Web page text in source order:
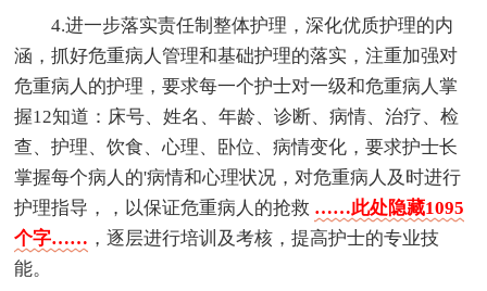
4.进一步落实责任制整体护理，深化优质护理的内
涵，抓好危重病人管理和基础护理的落实，注重加强对
危重病人的护理，要求每一个护士对一级和危重病人掌
握12知道：床号、姓名、年龄、诊断、病情、治疗、检
查、护理、饮食、心理、卧位、病情变化，要求护士长
掌握每个病人的'病情和心理状况，对危重病人及时进行
护理指导，，以保证危重病人的抢救 ……此处隐藏1095
个字…… ，逐层进行培训及考核，提高护士的专业技
能。